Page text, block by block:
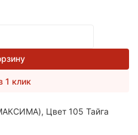
1 клик
Цвет 105 Тайга